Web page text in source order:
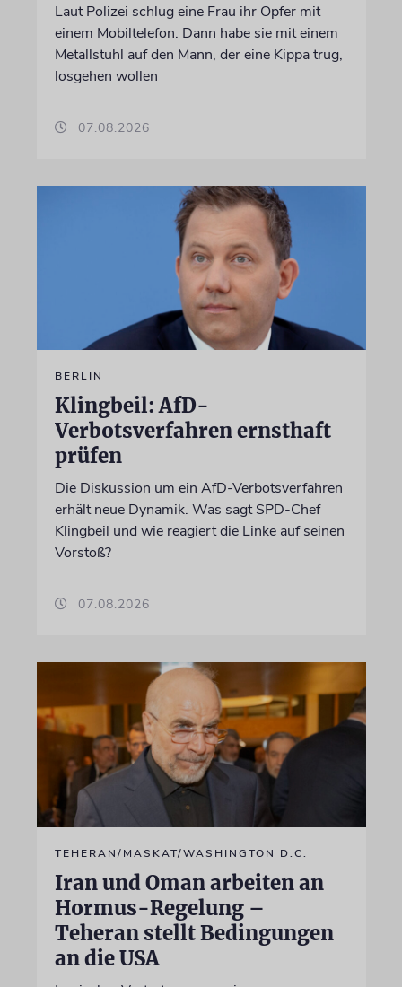
Laut Polizei schlug eine Frau ihr Opfer mit
einem Mobiltelefon. Dann habe sie mit einem
Metallstuhl auf den Mann, der eine Kippa trug,
losgehen wollen
07.08.2026
BERLIN
Klingbeil: AfD-
Verbotsverfahren ernsthaft
prüfen
Die Diskussion um ein AfD-Verbotsverfahren
erhält neue Dynamik. Was sagt SPD-Chef
Klingbeil und wie reagiert die Linke auf seinen
Vorstoß?
07.08.2026
TEHERAN/MASKAT/WASHINGTON D.C.
Iran und Oman arbeiten an
Hormus-Regelung –
Teheran stellt Bedingungen
an die USA